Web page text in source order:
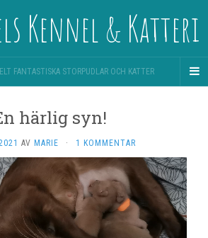
Kennel & Katteri
FANTASTISKA STORPUDLAR OCH KATTER
härlig syn!
AV MARIE · 1 KOMMENTAR